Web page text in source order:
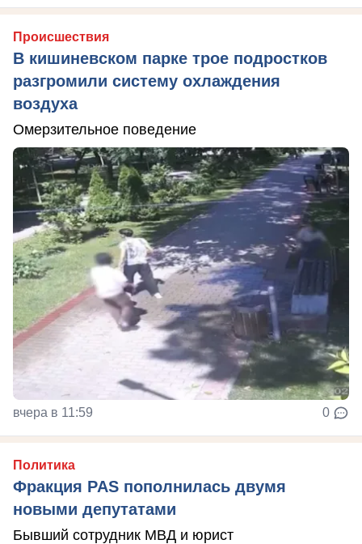
Происшествия
В кишиневском парке трое подростков
разгромили систему охлаждения
воздуха
Омерзительное поведение
вчера в 11:59 0
Политика
Фракция PAS пополнилась двумя
новыми депутатами
Бывший сотрудник МВД и юрист